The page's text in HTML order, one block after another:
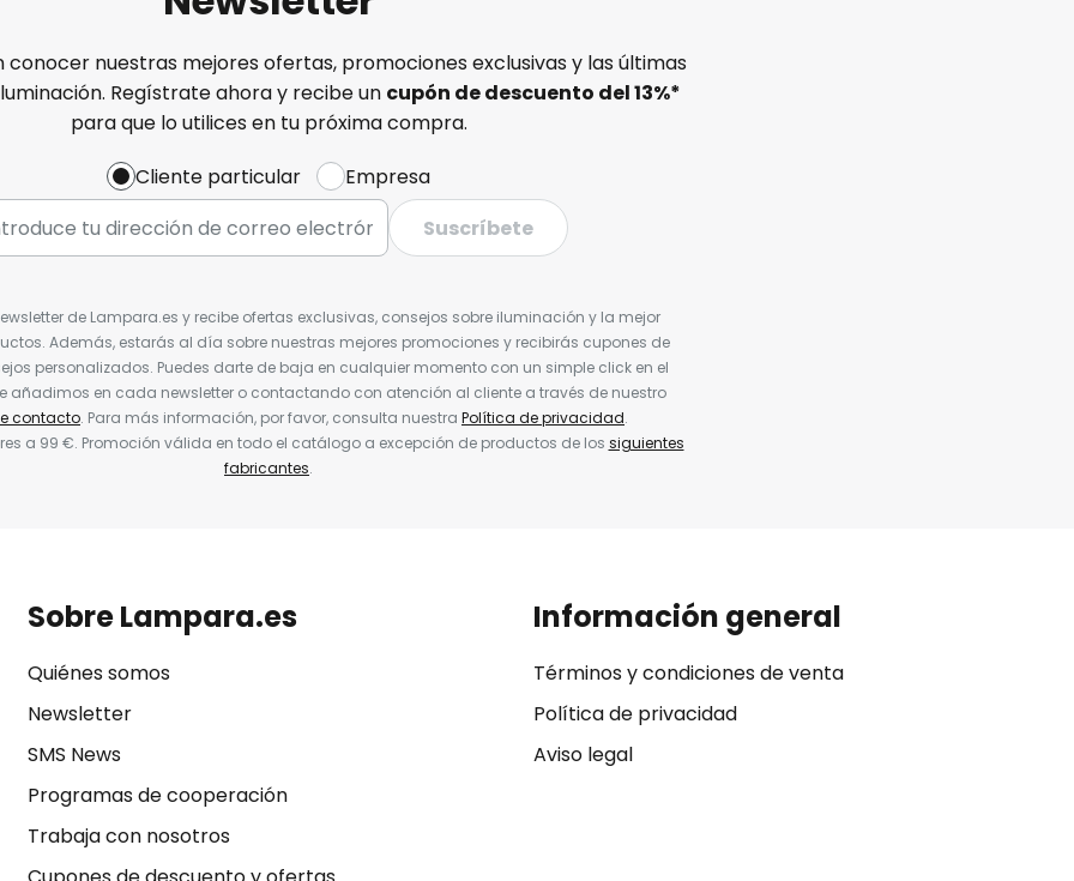
conocer nuestras mejores ofertas, promociones exclusivas y las últimas
Regístrate ahora y recibe un cupón de descuento del13%*
para que lo utilices en tu próxima compra.
Cliente particular
Empresa
Suscríbete
de Lampara.es y recibe ofertas exclusivas, consejos sobre iluminación y la mejor
Además, estarás al día sobre nuestras mejores promociones y recibirás cupones de
personalizados. Puedes darte de baja en cualquier momento con un simple click en el
añadimos en cada newsletter o contactando con atención al cliente a través de nuestro
contacto. Para más información, por favor, consulta nuestra Política de privacidad.
a 99 €. Promoción válida en todo el catálogo a excepción de productos de los siguientes
fabricantes.
Sobre Lampara.es
Quiénes somos
Newsletter
SMS News
Programas de cooperación
Trabaja con nosotros
Información general
Términos y condiciones de venta
Política de privacidad
Aviso legal